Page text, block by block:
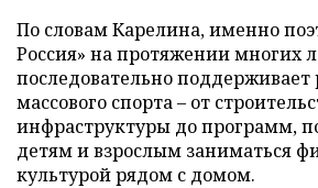
По словам Карелина, именно
Россия» на протяжении многих
последовательно поддерживает
массового спорта – от
инфраструктуры до программ,
детям и взрослым заниматься
культурой рядом с домом.